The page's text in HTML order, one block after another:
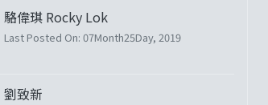
駱偉琪 Rocky Lok
Last Posted On: 07Month25Day, 2019
劉致新